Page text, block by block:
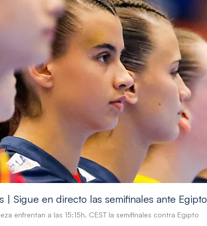
| Sigue en directo las semifinales ante Egipto
enfrentan a las 15:15h. CEST la semifinales contra Egipto